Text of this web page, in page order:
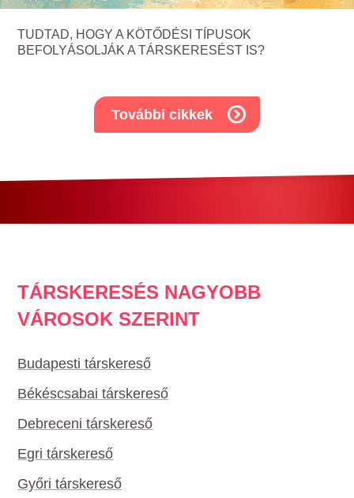
TUDTAD, HOGY A KÖTŐDÉSI TÍPUSOK
BEFOLYÁSOLJÁK A TÁRSKERESÉST IS?
További cikkek
TÁRSKERESÉS NAGYOBB
VÁROSOK SZERINT
Budapesti társkereső
Békéscsabai társkereső
Debreceni társkereső
Egri társkereső
Győri társkereső